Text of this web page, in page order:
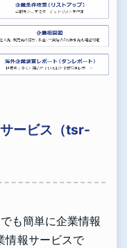
ービス（tsr-
も簡単に企業情報
情報サービスで